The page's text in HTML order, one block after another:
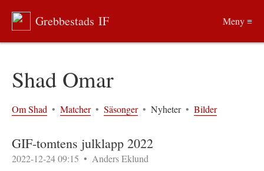
Shad Omar
Om Shad • Matcher • Säsonger • Nyheter • Bilder
GIF-tomtens julklapp 2022
2022-12-24 09:15 • Anders Eklund
Grebbestads IF Meny ≡